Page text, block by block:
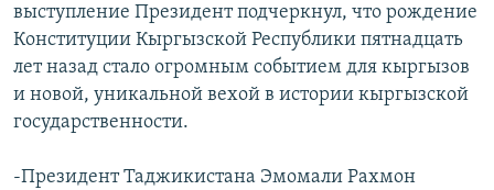
выступление Президент подчеркнул, что рождение
Конституции Кыргызской Республики пятнадцать
лет назад стало огромным событием для кыргызов
и новой, уникальной вехой в истории кыргызской
государственности.
-Президент Таджикистана Эмомали Рахмон